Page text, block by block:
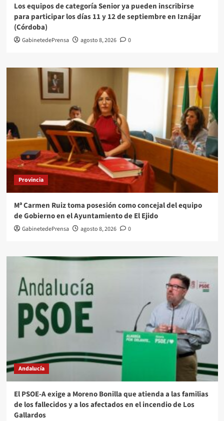
Los equipos de categoría Senior ya pueden inscribirse
para participar los días 11 y 12 de septiembre en Iznájar
(Córdoba)
GabinetedePrensa agosto 8, 2026 0
Provincia
Mª Carmen Ruiz toma posesión como concejal del equipo
de Gobierno en el Ayuntamiento de El Ejido
GabinetedePrensa agosto 8, 2026 0
Andalucía
El PSOE-A exige a Moreno Bonilla que atienda a las familias
de los fallecidos y a los afectados en el incendio de Los
Gallardos